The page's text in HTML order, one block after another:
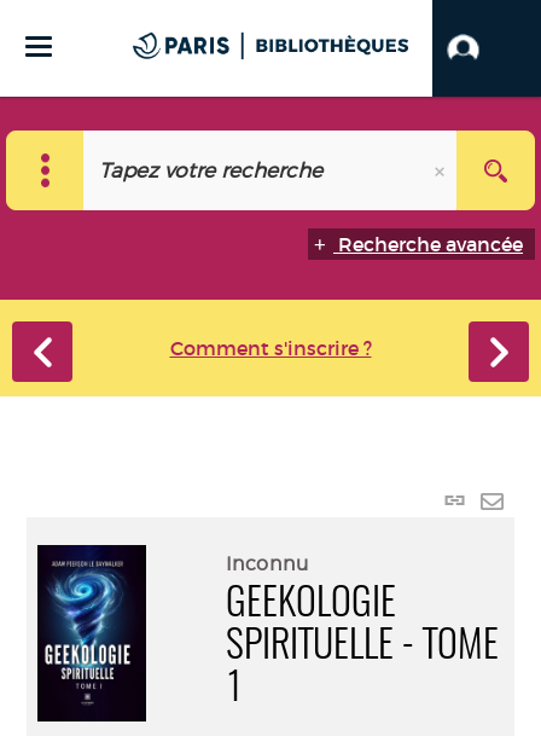
Recherche avancée
Comment s'inscrire ?
Lien
Inconnu
GEEKOLOGIE
SPIRITUELLE - TOME
1